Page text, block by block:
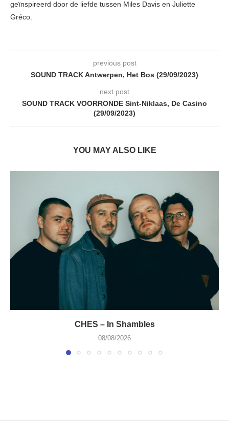
geïnspireerd door de liefde tussen Miles Davis en Juliette
Gréco.
previous post
SOUND TRACK Antwerpen, Het Bos (29/09/2023)
next post
SOUND TRACK VOORRONDE Sint-Niklaas, De Casino
(29/09/2023)
YOU MAY ALSO LIKE
CHES – In Shambles
08/08/2026